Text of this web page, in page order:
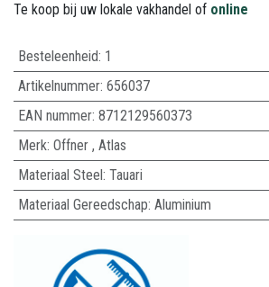
Te koop bij uw lokale vakhandel of online
Besteleenheid: 1
Artikelnummer: 656037
EAN nummer: 8712129560373
Merk: Offner, Atlas
Materiaal Steel: Tauari
Materiaal Gereedschap: Aluminium